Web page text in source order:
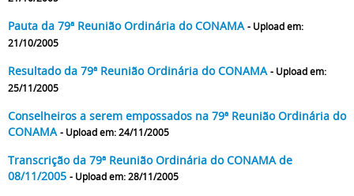
Pauta da 79ª Reunião Ordinária do CONAMA - Upload em:
21/10/2005
Resultado da 79ª Reunião Ordinária do CONAMA - Upload em:
25/11/2005
Conselheiros a serem empossados na 79ª Reunião Ordinária do
CONAMA - Upload em: 24/11/2005
Transcrição da 79ª Reunião Ordinária do CONAMA de
08/11/2005 - Upload em: 28/11/2005